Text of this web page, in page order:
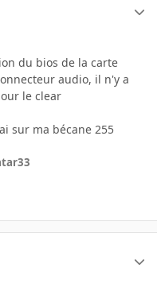
du bios de la carte
audio, il n'y a
le clear
sur ma bécane 255